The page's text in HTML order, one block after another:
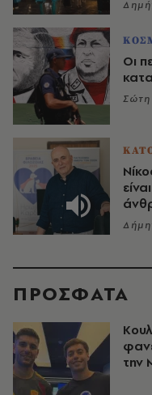
Οι
Σώτη
ΠΡΟΣΦΑΤΑ
την